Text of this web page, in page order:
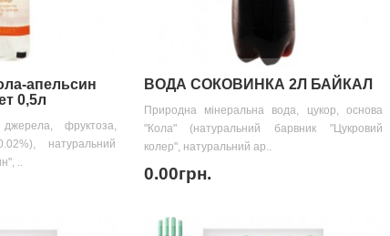
апельсин
0,5л
фруктоза,
натуральний
..
ВОДА СОКОВИНКА 2Л БАЙКАЛ
Природна мінеральна вода, цукор, основа
"Кола" (натуральний барвник "Цукровий
колер", натуральний ар..
0.00грн.